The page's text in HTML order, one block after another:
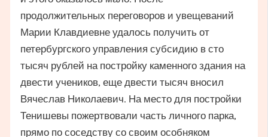
продолжительных переговоров и увещеваний
Марии Клавдиевне удалось получить от
петербургского управления субсидию в сто
тысяч рублей на постройку каменного здания на
двести учеников, еще двести тысяч вносил
Вячеслав Николаевич. На место для постройки
Тенишевы пожертвовали часть личного парка,
прямо по соседству со своим особняком